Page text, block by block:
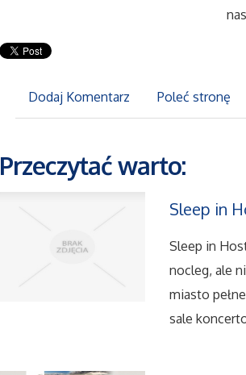
Dodaj Komentarz Poleć stronę
Przeczytać warto:
Sleep in
Sleep in
nocleg, ale
miasto
sale